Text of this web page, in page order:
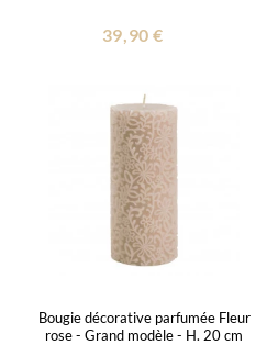
39,90 €
Bougie décorative parfumée Fleur
rose - Grand modèle - H. 20 cm